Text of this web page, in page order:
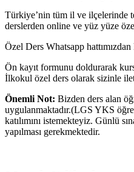
Türkiye’nin tüm il ve ilçelerinde
derslerden online ve yüz yüze
Özel Ders Whatsapp
Ön kayıt formunu doldurarak
İlkokul özel ders olarak sizinle
Önemli Not: Bizden ders alan
uygulanmaktadır.(LGS YKS
katılımını istemekteyiz. Günlü
yapılması gerekmektedir.